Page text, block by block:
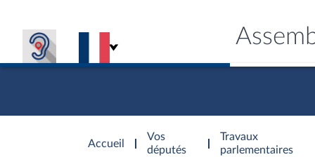
Accueil
d'accueil
Vos
députés
Travaux
parlementaires